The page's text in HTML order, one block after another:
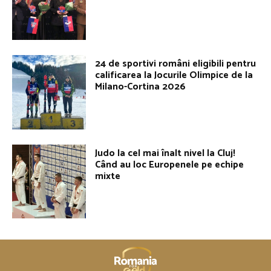
24 de sportivi români eligibili pentru
calificarea la Jocurile Olimpice de la
Milano-Cortina 2026
Judo la cel mai înalt nivel la Cluj!
Când au loc Europenele pe echipe
mixte